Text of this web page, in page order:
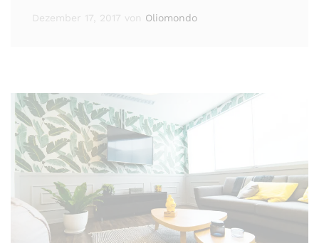
Dezember 17, 2017 von Oliomondo